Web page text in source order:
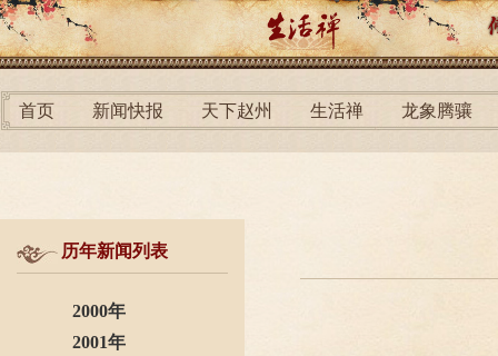
首页 新闻快报 天下赵州 生活禅 龙象腾骧
历年新闻列表
2000年
2001年